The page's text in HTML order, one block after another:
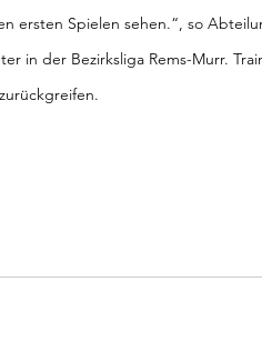
ersten Spielen sehen.“, so
in der Bezirksliga Rems-Murr.